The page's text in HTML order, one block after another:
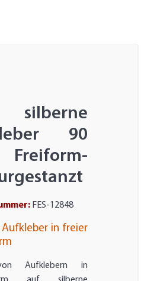
90
FES-12848
Aufkleber in freier
Aufklebern in